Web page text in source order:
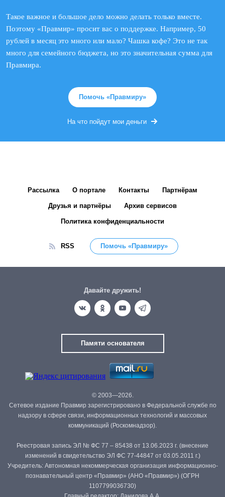
Такое важное и большое дело можно делать только вместе.
Поэтому «Правмир» просит вас о поддержке. Например, 50
рублей в месяц это много или мало? Чашка кофе? Это не так
много для семейного бюджета, но это значительная сумма для
Правмира.
Помочь «Правмиру»
На что пойдут мои деньги
Рассылка О портале Контакты Партнёрам
Друзья и партнёры Архив сервисов
Политика конфиденциальности
RSS Помочь «Правмиру»
Давайте дружить!
Памяти основателя
© 2003—2026.
Сетевое издание Правмир зарегистрировано в Федеральной службе по
надзору в сфере связи, информационных технологий и массовых
коммуникаций (Роскомнадзор).
Реестровая запись ЭЛ № ФС 77 – 85438 от 13.06.2023 г. (внесение
изменений в свидетельство ЭЛ ФС 77-44847 от 03.05.2011 г.)
Учредитель: Автономная некоммерческая организация информационно-
познавательный центр «Правмир» (АНО «Правмир») (ОГРН
1107799036730)